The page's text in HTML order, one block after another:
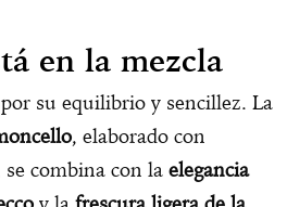
en la mezcla
su equilibrio y sencillez. La
, elaborado con
combina con la elegancia